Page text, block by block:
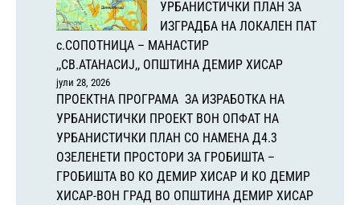
УРБАНИСТИЧКИ ПЛАН ЗА
ИЗГРАДБА НА ЛОКАЛЕН ПАТ
с.СОПОТНИЦА – МАНАСТИР
,,СВ.АТАНАСИЈ,, ОПШТИНА ДЕМИР ХИСАР
јули 28, 2026
ПРОЕКТНА ПРОГРАМА ЗА ИЗРАБОТКА НА
УРБАНИСТИЧКИ ПРОЕКТ ВОН ОПФАТ НА
УРБАНИСТИЧКИ ПЛАН СО НАМЕНА Д4.3
ОЗЕЛЕНЕТИ ПРОСТОРИ ЗА ГРОБИШТА –
ГРОБИШТА ВО КО ДЕМИР ХИСАР И КО ДЕМИР
ХИСАР-ВОН ГРАД ВО ОПШТИНА ДЕМИР ХИСАР